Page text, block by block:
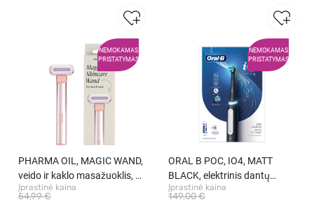
NEMOKAMAS
PRISTATYMAS
PHARMA OIL, MAGIC WAND,
veido ir kaklo masažuoklis, 1
vnt.
Įprastinė kaina
54,99 €
NEMOKAMAS
PRISTATYMAS
ORAL B POC, IO4, MATT
BLACK, elektrinis dantų
šepetėlis, 1 vnt.
Įprastinė kaina
149,00 €